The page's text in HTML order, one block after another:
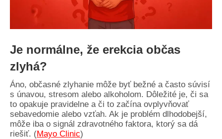
Je normálne, že erekcia občas
zlyhá?
Áno, občasné zlyhanie môže byť bežné a často súvisí
s únavou, stresom alebo alkoholom. Dôležité je, či sa
to opakuje pravidelne a či to začína ovplyvňovať
sebavedomie alebo vzťah. Ak je problém dlhodobejší,
môže iba o signál zdravotného faktora, ktorý sa dá
riešiť. (Mayo Clinic)